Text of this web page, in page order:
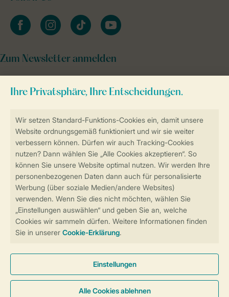
Sicherstellung Deiner Privatsphäre
Sicher und schnell zur Online-Buchung
Sichere Datenübertragung
Sicheres Bezahlen
facebookinstagramtiktok youtube
Zum Newsletter anmelden